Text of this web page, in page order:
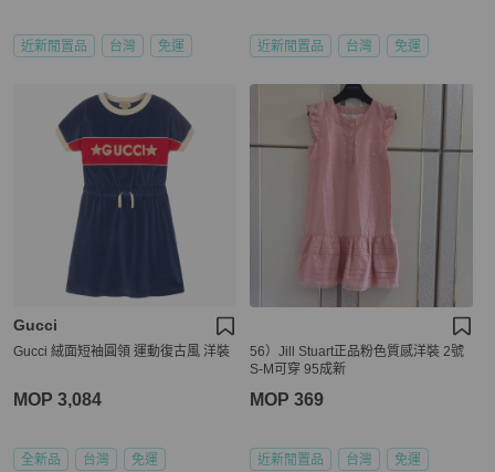
近新閒置品 台灣 免運 近新閒置品 台灣 免運
Gucci
Gucci 絨面短袖圓領 運動復古風 洋裝
MOP 3,084
全新品 台灣 免運
56）Jill Stuart正品粉色質感洋裝 2號
S-M可穿 95成新
MOP 369
近新閒置品 台灣 免運